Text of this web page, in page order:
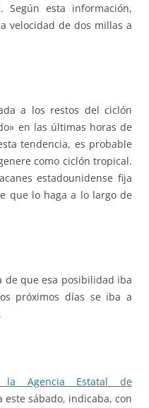
esta información,
velocidad de dos millas a
a los restos del ciclón
en las últimas horas de
tendencia, es probable
como ciclón tropical.
estadounidense fija
que lo haga a lo largo de
de que esa posibilidad iba
próximos días se iba a
Agencia Estatal de
este sábado, indicaba, con